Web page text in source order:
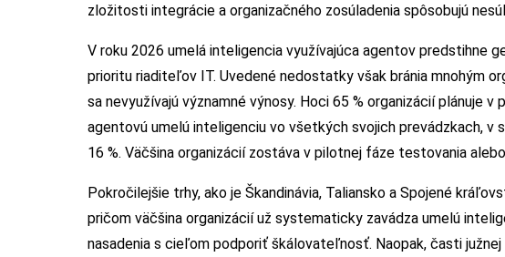
zložitosti integrácie a organizačného zosúladenia spôsobujú
V roku 2026 umelá inteligencia využívajúca agentov predstihne
prioritu riaditeľov IT. Uvedené nedostatky však bránia mnohým
sa nevyužívajú významné výnosy. Hoci 65 % organizácií plánuje
agentovú umelú inteligenciu vo všetkých svojich prevádzkach, v
16 %. Väčšina organizácií zostáva v pilotnej fáze testovania
Pokročilejšie trhy, ako je Škandinávia, Taliansko a Spojené
pričom väčšina organizácií už systematicky zavádza umelú
nasadenia s cieľom podporiť škálovateľnosť. Naopak, časti